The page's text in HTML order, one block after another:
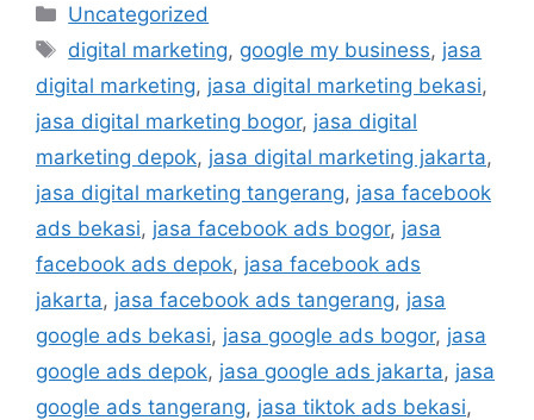
Uncategorized
digital marketing, google my business, jasa
digital marketing, jasa digital marketing bekasi,
jasa digital marketing bogor, jasa digital
marketing depok, jasa digital marketing jakarta,
jasa digital marketing tangerang, jasa facebook
ads bekasi, jasa facebook ads bogor, jasa
facebook ads depok, jasa facebook ads
jakarta, jasa facebook ads tangerang, jasa
google ads bekasi, jasa google ads bogor, jasa
google ads depok, jasa google ads jakarta, jasa
google ads tangerang, jasa tiktok ads bekasi,